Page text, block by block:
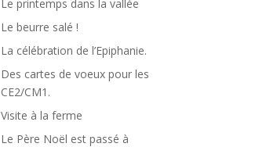
Le printemps dans la vallée
Le beurre salé !
La célébration de l’Epiphanie.
Des cartes de voeux pour les
CE2/CM1.
Visite à la ferme
Le Père Noël est passé à